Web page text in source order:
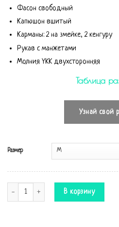
Фасон свободный
Капюшон вшитый
Карманы: 2 на змейке, 2 кенгуру
Рукав с манжетами
Молния YKK двухсторонняя
Таблица
Узнай свой
Размер
Количество Плюшевый комбинезон
В корзину